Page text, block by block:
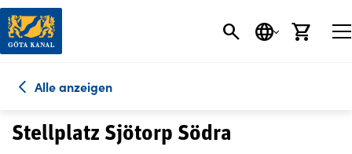
SEARCH
SPRACHE
Alle anzeigen
Stellplatz Sjötorp Södra